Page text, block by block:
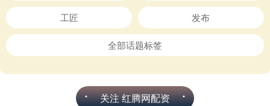
工匠 发布
全部话题标签
关注 红腾网配资